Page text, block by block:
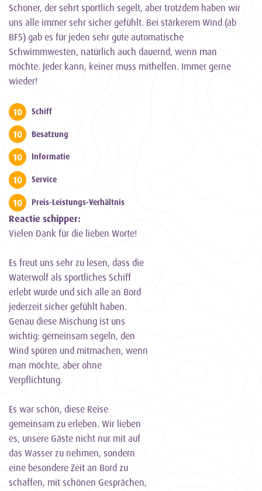
Schoner, der sehrt sportlich segelt, aber trotzdem haben wir
uns alle immer sehr sicher gefühlt. Bei stärkerem Wind (ab
BF5) gab es für jeden sehr gute automatische
Schwimmwesten, natürlich auch dauernd, wenn man
möchte. Jeder kann, keiner muss mithelfen. Immer gerne
wieder!
10 Schiff
10 Besatzung
10 Informatie
10 Service
10 Preis-Leistungs-Verhältnis
Reactie schipper:
Vielen Dank für die lieben Worte!
Es freut uns sehr zu lesen, dass die
Waterwolf als sportliches Schiff
erlebt wurde und sich alle an Bord
jederzeit sicher gefühlt haben.
Genau diese Mischung ist uns
wichtig: gemeinsam segeln, den
Wind spüren und mitmachen, wenn
man möchte, aber ohne
Verpflichtung.
Es war schön, diese Reise
gemeinsam zu erleben. Wir lieben
es, unsere Gäste nicht nur mit auf
das Wasser zu nehmen, sondern
eine besondere Zeit an Bord zu
schaffen, mit schönen Gesprächen,